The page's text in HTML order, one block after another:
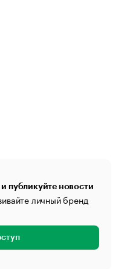
публикуйте новости
личный бренд